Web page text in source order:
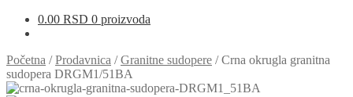
0.00 RSD 0 proizvoda
Početna /Prodavnica /Granitne sudopere /Crna okrugla granitna
sudopera DRGM1/51BA